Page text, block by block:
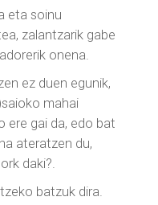
eta soinu
zalantzarik gabe
onena.
ez duen egunik,
mahai
ere gai da, edo bat
ateratzen du,
daki?.
batzuk dira.